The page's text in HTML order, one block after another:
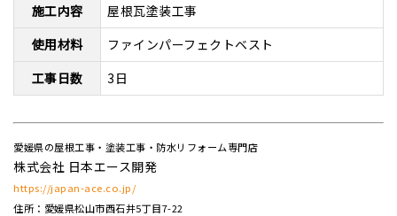
施工内容
屋根瓦塗装工事
使用材料
ファインパーフェクトベスト
工事日数
3日
愛媛県の屋根工事・塗装工事・防水リフォーム専門店
株式会社 日本エース開発
https://japan-ace.co.jp/
住所：愛媛県松山市西石井5丁目7-22